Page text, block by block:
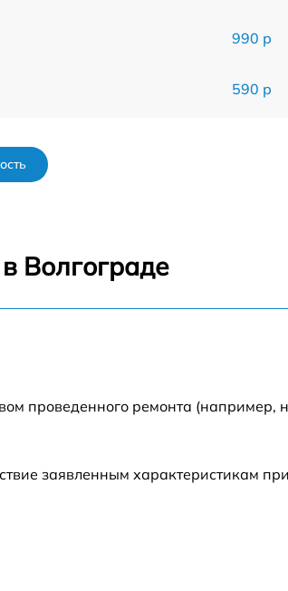
990 р
590 р
Волгограде
проведенного ремонта (например,
заявленным характеристикам